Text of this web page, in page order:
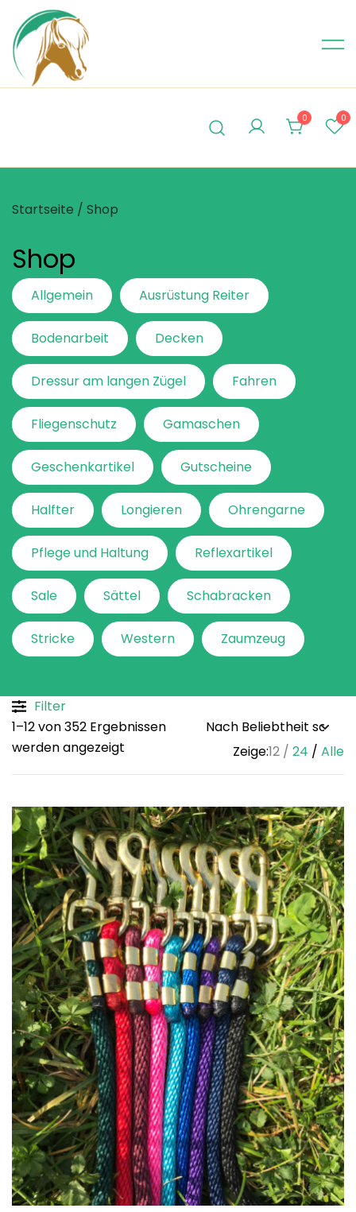
content
0 0
Startseite / Shop
Shop
Allgemein Ausrüstung Reiter
Bodenarbeit Decken
Dressur am langen Zügel Fahren
Fliegenschutz Gamaschen
Geschenkartikel Gutscheine
Halfter Longieren Ohrengarne
Pflege und Haltung Reflexartikel
Sale Sättel Schabracken
Stricke Western Zaumzeug
Filter
1–12 von 352 Ergebnissen
werden angezeigt
Zeige:12 24 Alle